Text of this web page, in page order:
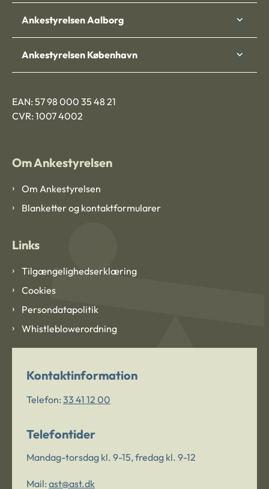
Ankestyrelsen Aalborg
Ankestyrelsen København
EAN: 57 98 000 35 48 21
CVR: 1007 4002
Om Ankestyrelsen
Om Ankestyrelsen
Blanketter og kontaktformularer
Links
Tilgængelighedserklæring
Cookies
Persondatapolitik
Whistleblowerordning
Kontaktinformation
Telefon: 33 41 12 00
Telefontider
Mandag-torsdag kl. 9-15, fredag kl. 9-12
Mail: ast@ast.dk